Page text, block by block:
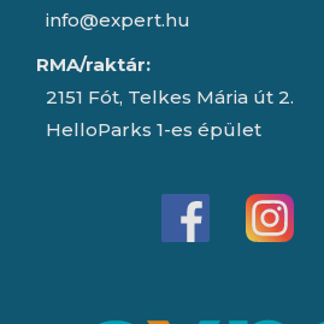
info@expert.hu
RMA/raktár:
2151 Fót, Telkes Mária út 2.
HelloParks 1-es épület